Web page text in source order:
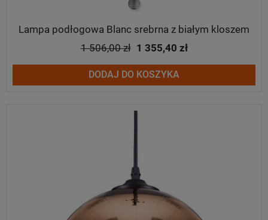
srebrny
Lampa podłogowa Blanc srebrna z białym kloszem
1 506,00 zł 1 355,40 zł
DODAJ DO KOSZYKA